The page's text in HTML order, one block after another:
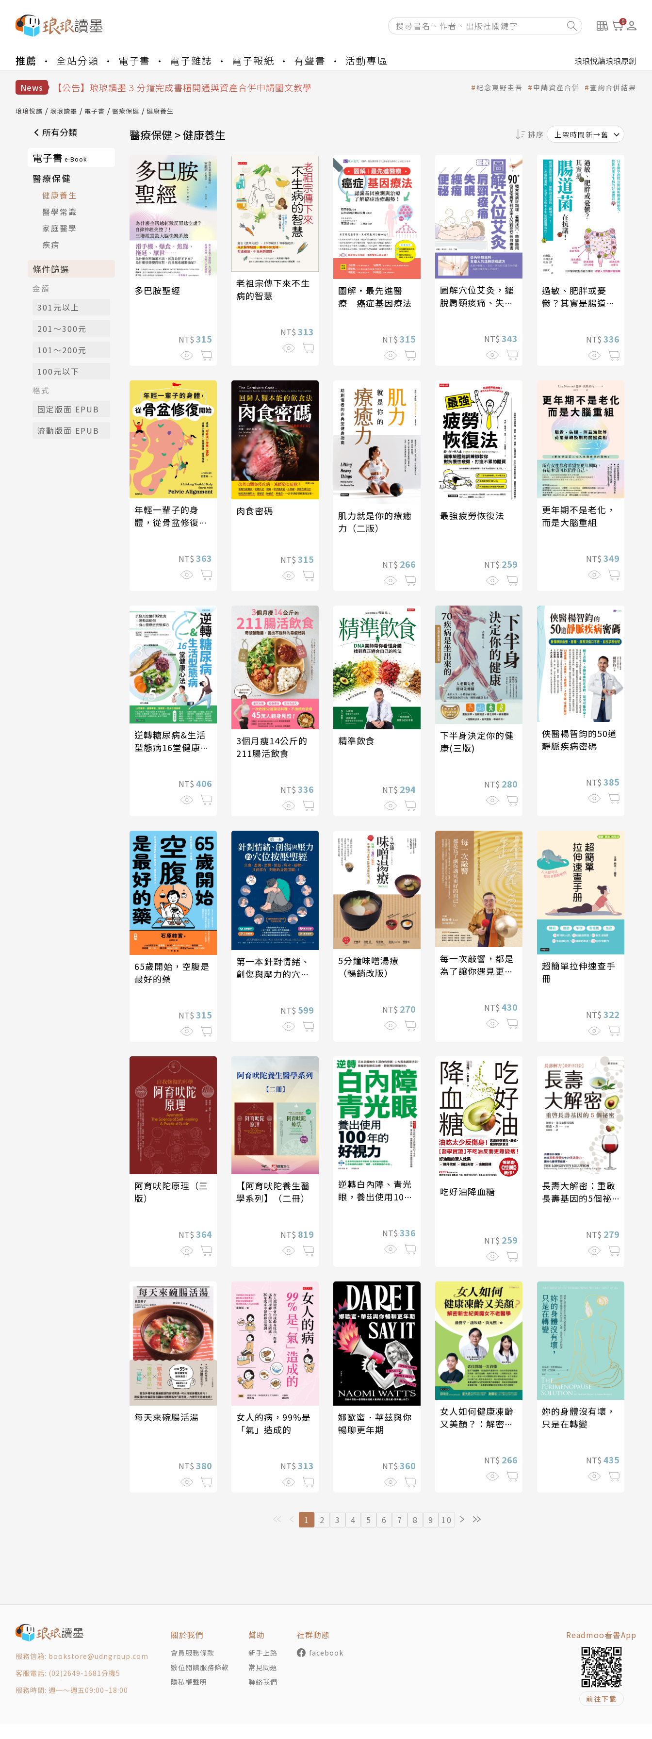
0
推薦 全站分類 電子書 電子雜誌 電子報紙 有聲書 活動專區 琅琅悅讀琅琅原創
News
【公告】琅琅讀墨數位閱讀資產合併與書櫃開通申請
【公告】琅琅讀墨 3 分鐘完成書櫃開通與資產合併申請圖文教學
【公告】琅琅讀墨數位閱讀資產合併與書櫃開通申請
紀念東野圭吾 申請資產合併 查詢合併結果
琅琅悅讀 琅琅讀墨 電子書 醫療保健 健康養生
所有分類
電子書 e-Book
醫療保健
健康養生
醫學常識
家庭醫學
疾病
條件篩選
金額
301元以上
201～300元
101～200元
100元以下
格式
固定版面 EPUB
流動版面 EPUB
醫療保健 > 健康養生 排序 上架時間新→舊
多巴胺聖經
NT$ 315
老祖宗傳下來不生
病的智慧
NT$ 313
圖解‧最先進醫
療 癌症基因療法
NT$ 315
圖解穴位艾灸，擺
脫肩頸痠痛、失
NT$ 343
過敏、肥胖或憂
鬱？其實是腸道菌
NT$ 336
年輕一輩子的身
體，從骨盆修復開
遠離小腹凸出、肩
頸僵硬、慢性疼痛
NT$ 363
肉食密碼
NT$ 315
肌力就是你的療癒
力（二版）
NT$ 266
最強疲勞恢復法
NT$ 259
更年期不是老化，
而是大腦重組
NT$ 349
逆轉糖尿病&生活
型態病16堂健康心
NT$ 406
3個月瘦14公斤的
211腸活飲食
NT$ 336
精準飲食
NT$ 294
下半身決定你的健
康(三版)
NT$ 280
俠醫楊智鈞的50道
靜脈疾病密碼
NT$ 385
65歲開始，空腹是
最好的藥
NT$ 315
第一本針對情緒、
創傷與壓力的穴位
NT$ 599
5分鐘味噌湯療
（暢銷改版）
NT$ 270
每一次敲響，都是
為了讓你遇見更好
NT$ 430
超簡單拉伸速查手
冊
NT$ 322
阿育吠陀原理（三
版）
NT$ 364
【阿育吠陀養生醫
學系列】（二冊）
NT$ 819
逆轉白內障、青光
眼，養出使用100
NT$ 336
吃好油降血糖
NT$ 259
長壽大解密：重啟
長壽基因的5個祕
NT$ 279
每天來碗腸活湯
NT$ 380
女人的病，99%是
「氣」造成的
NT$ 313
娜歐蜜．華茲與你
暢聊更年期
NT$ 360
女人如何健康凍齡
又美顏？：解密新
NT$ 266
妳的身體沒有壞，
只是在轉變
NT$ 435
1 2 3 4 5 6 7 8 9 10
服務信箱: bookstore@udngroup.com
客服電話: (02)2649-1681分機5
服務時間: 週一～週五09:00~18:00
關於我們
會員服務條款
數位閱讀服務條款
隱私權聲明
幫助
新手上路
常見問題
聯絡我們
社群動態
facebook
Readmoo看書App
前往下載